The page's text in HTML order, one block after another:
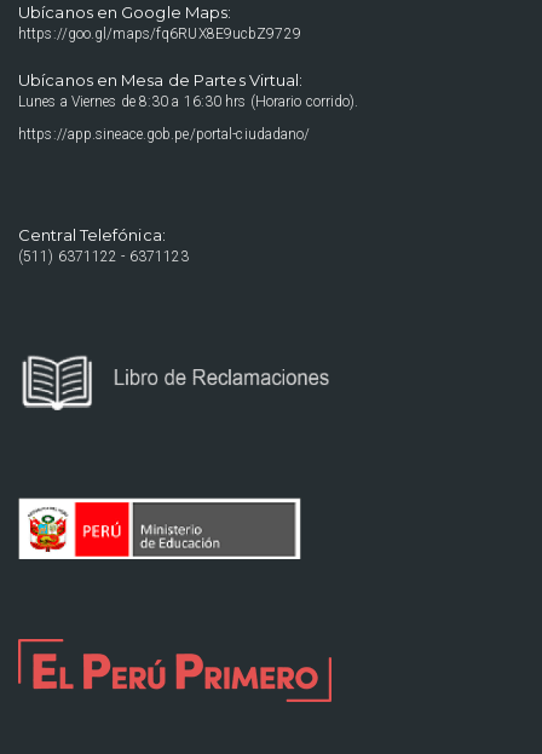
Ubícanos en Google Maps:
https://goo.gl/maps/fq6RUX8E9ucbZ9729
Ubícanos en Mesa de Partes Virtual:
Lunes a Viernes de 8:30 a 16:30 hrs (Horario corrido).
https://app.sineace.gob.pe/portal-ciudadano/
Central Telefónica:
(511) 6371122 - 6371123